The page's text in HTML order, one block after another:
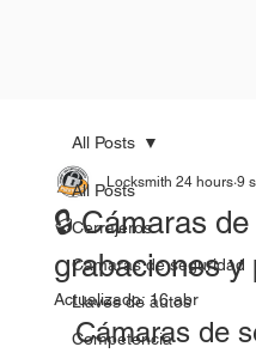
All Posts
Cerrajeros
Camaras de seguridad
Llaves de autos
Competencia
All Posts
🔒 Cámaras
grabaciones y
Locksmith 24 hours 9
Actualizado: 16 abr
Cámaras de